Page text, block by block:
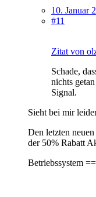
10. Januar
#11
Zitat von
Schade,
nichts
Signal.
Sieht bei mir
Den letzten
der 50% Rabatt
Betriebssystem